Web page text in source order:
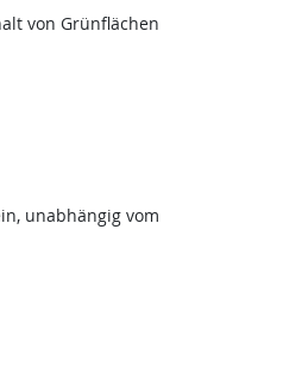
von Grünflächen
unabhängig vom